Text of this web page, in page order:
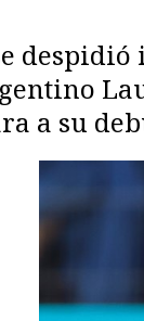
despidió
a su